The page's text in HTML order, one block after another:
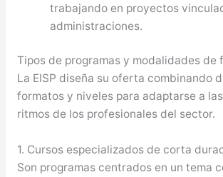
trabajando en proyectos
administraciones.
Tipos de programas y modalidades de
La EISP diseña su oferta combinando
formatos y niveles para adaptarse a
ritmos de los profesionales del sector.
1. Cursos especializados de corta
Son programas centrados en un tema